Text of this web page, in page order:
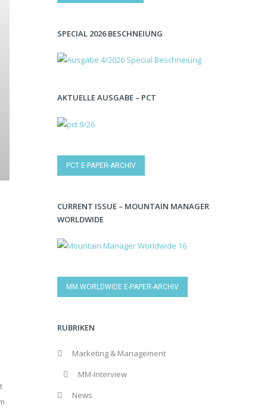
SPECIAL 2026 BESCHNEIUNG
AKTUELLE AUSGABE – PCT
PCT E-PAPER-ARCHIV
CURRENT ISSUE – MOUNTAIN MANAGER
WORLDWIDE
MM WORLDWIDE E-PAPER-ARCHIV
RUBRIKEN
Marketing & Management
MM-Interview
News